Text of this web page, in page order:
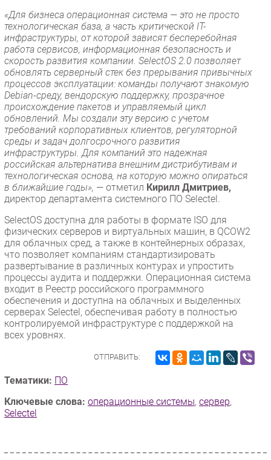
«Для бизнеса операционная система — это не просто
технологическая база, а часть критической IТ-
инфраструктуры, от которой зависят бесперебойная
работа сервисов, информационная безопасность и
скорость развития компании. SelectOS 2.0 позволяет
обновлять серверный стек без прерывания привычных
процессов эксплуатации: команды получают знакомую
Debian-среду, вендорскую поддержку, прозрачное
происхождение пакетов и управляемый цикл
обновлений. Мы создали эту версию с учетом
требований корпоративных клиентов, регуляторной
среды и задач долгосрочного развития
инфраструктуры. Для компаний это надежная
российская альтернатива внешним дистрибутивам и
технологическая основа, на которую можно опираться
в ближайшие годы», — отметил Кирилл Дмитриев,
директор департамента системного ПО Selectel.
SelectOS доступна для работы в формате ISO для
физических серверов и виртуальных машин, в QCOW2
для облачных сред, а также в контейнерных образах,
что позволяет компаниям стандартизировать
развертывание в различных контурах и упростить
процессы аудита и поддержки. Операционная система
входит в Реестр российского программного
обеспечения и доступна на облачных и выделенных
серверах Selectel, обеспечивая работу в полностью
контролируемой инфраструктуре с поддержкой на
всех уровнях.
ОТПРАВИТЬ:
Тематики: ПО
Ключевые слова: операционные системы, сервер,
Selectel